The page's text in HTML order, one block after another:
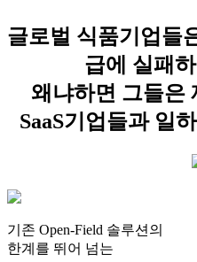
글로벌 식품기업들
급에 실패
왜냐하면 그들은
SaaS기업들과 일
기존 Open-Field 솔루션의
한계를 뛰어 넘는